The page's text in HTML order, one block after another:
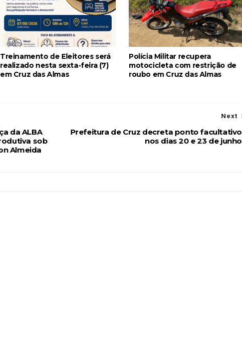
Treinamento de Eleitores será
realizado nesta sexta-feira (7)
em Cruz das Almas
Polícia Militar recupera
motocicleta com restrição de
roubo em Cruz das Almas
Next
Prefeitura de Cruz decreta ponto facultativo
nos dias 20 e 23 de junho
da ALBA
sob
Almeida